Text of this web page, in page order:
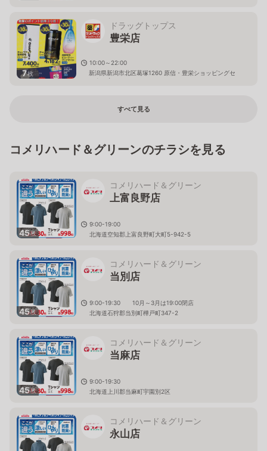
7枚
ドラッグトップス
豊栄店
10:00～22:00
新潟県新潟市北区葛塚1260 原信・豊栄ショッピングセ
ンター内
すべて見る
コメリハード＆グリーンのチラシを見る
45枚
コメリハード＆グリーン
上富良野店
9:00-19:00
北海道空知郡上富良野町大町5-942-5
45枚
コメリハード＆グリーン
当別店
9:00-19:30 10月～3月は19:00閉店
北海道石狩郡当別町樺戸町347-2
45枚
コメリハード＆グリーン
当麻店
9:00-19:30
北海道上川郡当麻町宇園別2区
コメリハード＆グリーン
永山店